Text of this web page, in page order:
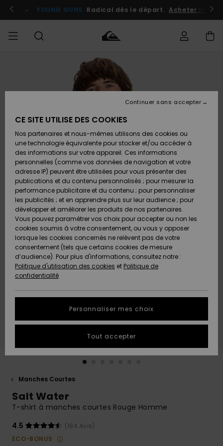
l'information
le
Se connecter / s'inscrire
YOUNG GUNS Radical dès le départ. Acheter
Vêtements
Chaussures
& Tongs
Surf
Snow
Nouveautés
A
Découvrir
Vêtements
Chaussures
& Tongs
Surf
Snow
Nouveautés
A
Découvrir
FEMME
Shop
A
Découvrir
Snow
SURF
Surf
Shop
Homme
Surf
Shop
Enfant
Highlights
Communauté
SNOW
Snow
Shop
Homme
Snow
Shop
Enfant
Snow
Shop
Femme
A
Découvrir
Communauté
OUTLET
Outlet
Homme
Enfant
Outlet
Femme
AIDE &
CONTACT
Accéder à
ma
commande
Retours
Paiement
Carte
Cadeau
Quiksilver
Freedom
Protection
des
tailles
conversation
obtenir la
à votre
Démarrer
MAGASINS
QUIKSILVER
Manches Courtes
Salt Water
T-shirt à manches courtes Rouge Homme
4.5
(184 Avis)
ECO-BONUS
CE SITE UTILISE DES COOKIES
Nos partenaires et nous-mêmes utilisons des cookies ou
une technologie équivalente pour stocker et/ou accéder à
des informations sur votre appareil. Ces informations
personnelles (comme vos données de navigation et votre
adresse IP) peuvent être utilisées pour vous présenter des
publications et du contenu personnalisés ; pour mesurer la
performance publicitaire et du contenu ; pour personnaliser
les publicités ; et en apprendre plus sur leur audience ; pour
développer et améliorer les produits de nos partenaires.
Vous pouvez paramétrer vos choix pour accepter ou non les
cookies soumis à votre consentement, ou vous y opposer
lorsque les cookies concernés ne relèvent pas de votre
consentement (tels que certains cookies de mesure
d’audience). Pour plus d'informations, consultez notre :
Politique d'utilisation des cookies et Politique de
confidentialité
Personnaliser mes choix
Continuer sans accepter
Tout accepter